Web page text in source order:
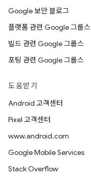
Google 보안 블로그
플랫폼 관련 Google 그룹스
빌드 관련 Google 그룹스
포팅 관련 Google 그룹스
도움받기
Android 고객센터
Pixel 고객센터
www.android.com
Google Mobile Services
Stack Overflow